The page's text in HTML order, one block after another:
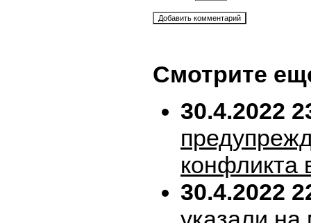
Смотрите
30.4.2022
конфликта
30.4.2022